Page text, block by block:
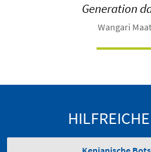
Generation
Wangari